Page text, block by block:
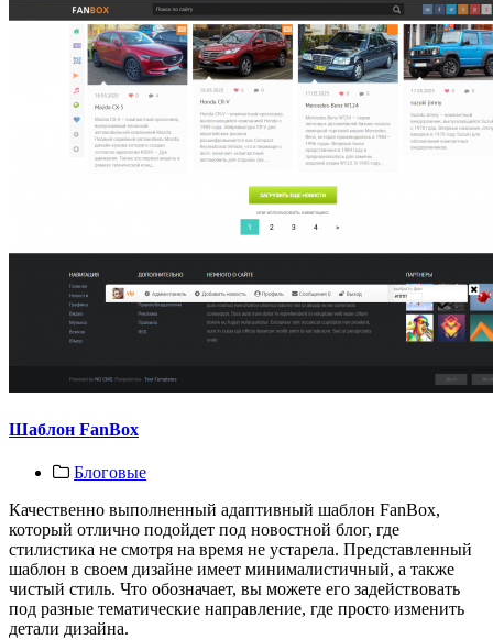
Шаблон FanBox
Блоговые
Качественно выполненный адаптивный шаблон FanBox,
который отлично подойдет под новостной блог, где
стилистика не смотря на время не устарела. Представленный
шаблон в своем дизайне имеет минималистичный, а также
чистый стиль. Что обозначает, вы можете его задействовать
под разные тематические направление, где просто изменить
детали дизайна.